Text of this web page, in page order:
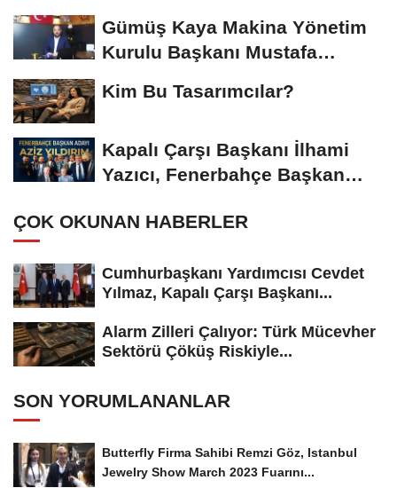
Gümüş Kaya Makina Yönetim
Kurulu Başkanı Mustafa
Kim Bu Tasarımcılar?
Kapalı Çarşı Başkanı İlhami
Yazıcı, Fenerbahçe Başkan
ÇOK OKUNAN HABERLER
Cumhurbaşkanı Yardımcısı Cevdet
Yılmaz, Kapalı Çarşı Başkanı...
Alarm Zilleri Çalıyor: Türk Mücevher
Sektörü Çöküş Riskiyle...
SON YORUMLANANLAR
Butterfly Firma Sahibi Remzi Göz, Istanbul
Jewelry Show March 2023 Fuarını...